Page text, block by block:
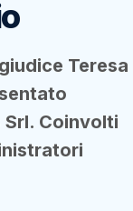
Teresa
Coinvolti